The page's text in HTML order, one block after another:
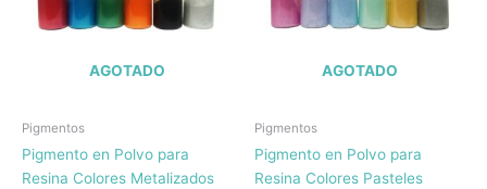
AGOTADO
Pigmentos
Pigmento en Polvo para
Resina Colores Metalizados
AGOTADO
Pigmentos
Pigmento en Polvo para
Resina Colores Pasteles